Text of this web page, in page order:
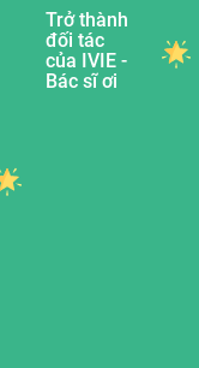
Trở thành
đối tác
của IVIE -
Bác sĩ ơi